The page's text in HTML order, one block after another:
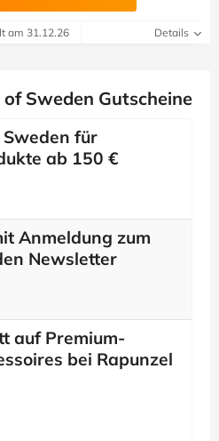
am 31.12.26 Details
Sweden Gutscheine
für
ab 150 €
Anmeldung zum
Newsletter
auf Premium-
bei Rapunzel